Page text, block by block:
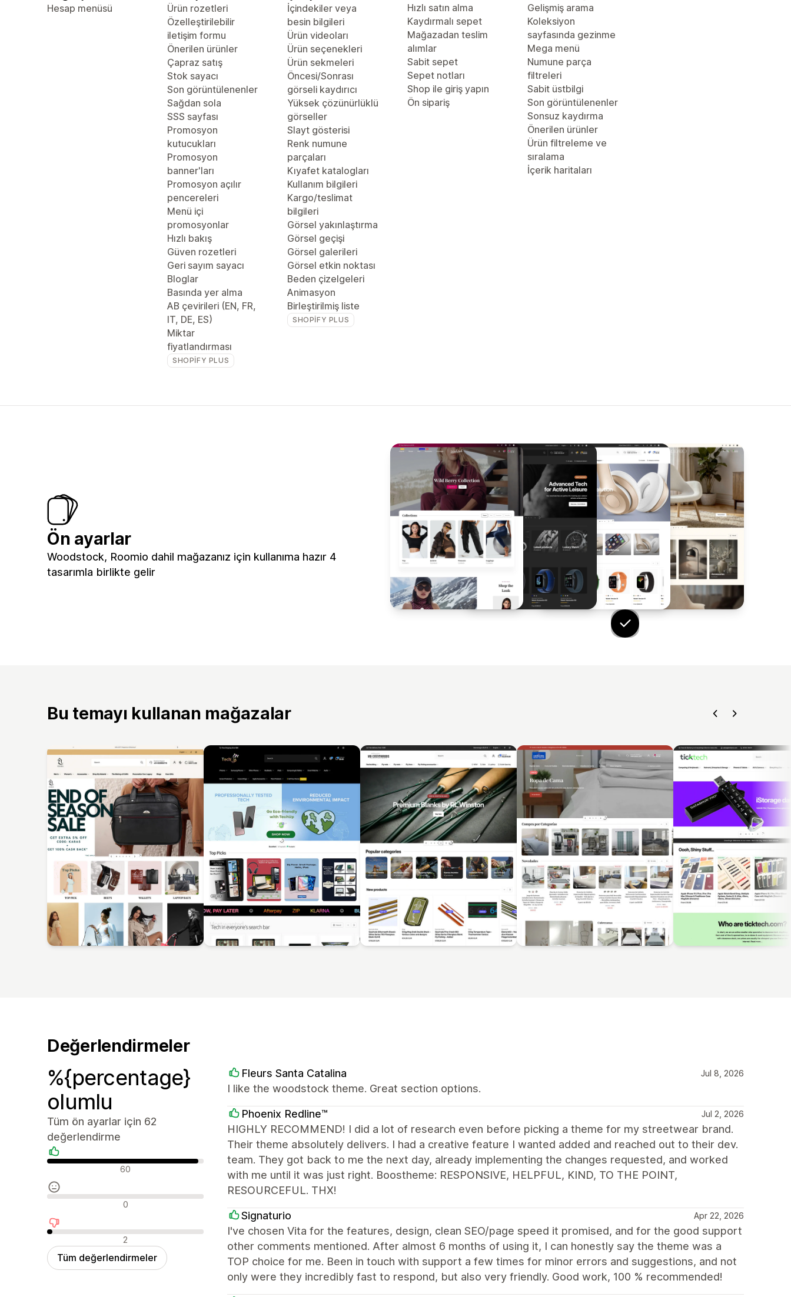
Hesap menüsü
Ürün rozetleri
Özelleştirilebilir
iletişim formu
Önerilen ürünler
Çapraz satış
Stok sayacı
Son görüntülenenler
Sağdan sola
SSS sayfası
Promosyon
kutucukları
Promosyon
banner'ları
Promosyon açılır
pencereleri
Menü içi
promosyonlar
Hızlı bakış
Güven rozetleri
Geri sayım sayacı
Bloglar
Basında yer alma
AB çevirileri (EN, FR,
IT, DE, ES)
Miktar
fiyatlandırması
SHOPIFY PLUS
İçindekiler veya
besin bilgileri
Ürün videoları
Ürün seçenekleri
Ürün sekmeleri
Öncesi/Sonrası
görseli kaydırıcı
Yüksek çözünürlüklü
görseller
Slayt gösterisi
Renk numune
parçaları
Kıyafet katalogları
Kullanım bilgileri
Kargo/teslimat
bilgileri
Görsel yakınlaştırma
Görsel geçişi
Görsel galerileri
Görsel etkin noktası
Beden çizelgeleri
Animasyon
Birleştirilmiş liste
SHOPIFY PLUS
Hızlı satın alma
Kaydırmalı sepet
Mağazadan teslim
alımlar
Sabit sepet
Sepet notları
Shop ile giriş yapın
Ön sipariş
Gelişmiş arama
Koleksiyon
sayfasında gezinme
Mega menü
Numune parça
filtreleri
Sabit üstbilgi
Son görüntülenenler
Sonsuz kaydırma
Önerilen ürünler
Ürün filtreleme ve
sıralama
İçerik haritaları
Ön ayarlar
Woodstock, Roomio dahil mağazanız için kullanıma hazır 4
tasarımla birlikte gelir
Bu temayı kullanan mağazalar
Değerlendirmeler
%{percentage}
olumlu
Tüm ön ayarlar için 62
değerlendirme
Olumlu değerlendirmeler
60
Nötr değerlendirmeler
0
Olumsuz değerlendirmeler
2
Tüm değerlendirmeler
Fleurs Santa Catalina Jul 8, 2026
I like the woodstock theme. Great section options.
Phoenix Redline™ Jul 2, 2026
HIGHLY RECOMMEND! I did a lot of research even before picking a theme for my streetwear brand.
Their theme absolutely delivers. I had a creative feature I wanted added and reached out to their dev.
team. They got back to me the next day, already implementing the changes requested, and worked
with me until it was just right. Boostheme: RESPONSIVE, HELPFUL, KIND, TO THE POINT,
RESOURCEFUL. THX!
Signaturio Apr 22, 2026
I've chosen Vita for the features, design, clean SEO/page speed it promised, and for the good support
other comments mentioned. After almost 6 months of using it, I can honestly say the theme was a
TOP choice for me. Been in touch with support a few times for minor errors and suggestions, and not
only were they incredibly fast to respond, but also very friendly. Good work, 100 % recommended!